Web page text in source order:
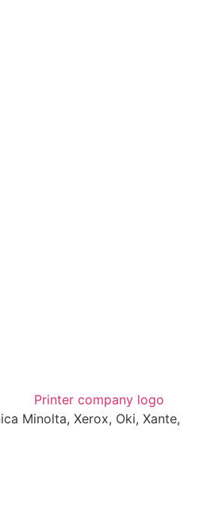
Minolta, Xerox, Oki, Xante,